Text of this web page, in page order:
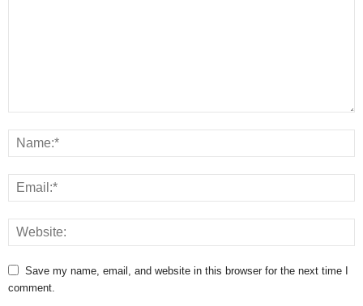
Save my name, email, and website in this browser for the next time I
comment.